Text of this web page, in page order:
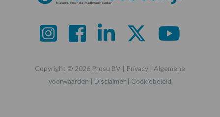
Copyright © 2026 Prosu BV | Privacy | Algemene
voorwaarden | Disclaimer | Cookiebeleid